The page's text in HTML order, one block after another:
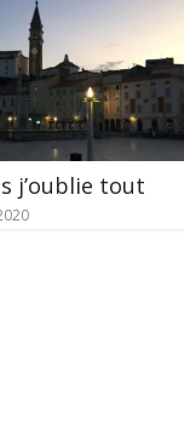
j’oublie tout